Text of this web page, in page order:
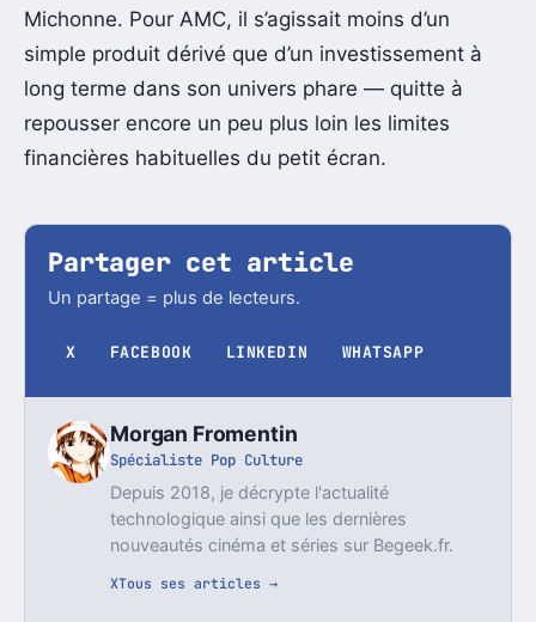
Michonne. Pour AMC, il s’agissait moins d’un
simple produit dérivé que d’un investissement à
long terme dans son univers phare — quitte à
repousser encore un peu plus loin les limites
financières habituelles du petit écran.
Partager cet article
Un partage = plus de lecteurs.
X FACEBOOK LINKEDIN WHATSAPP
Morgan Fromentin
Spécialiste Pop Culture
Depuis 2018, je décrypte l'actualité
technologique ainsi que les dernières
nouveautés cinéma et séries sur Begeek.fr.
XTous ses articles →